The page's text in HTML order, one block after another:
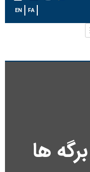
FA
EN
ها